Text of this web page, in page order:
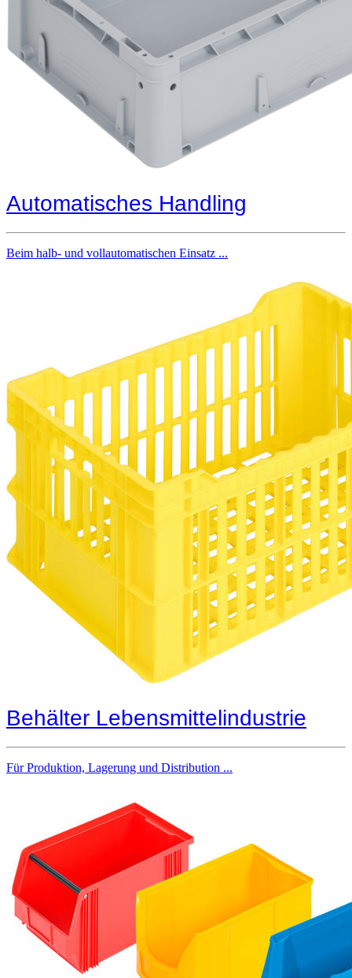
Automatisches Handling
Beim halb- und vollautomatischen Einsatz ...
Behälter Lebensmittelindustrie
Für Produktion, Lagerung und Distribution ...